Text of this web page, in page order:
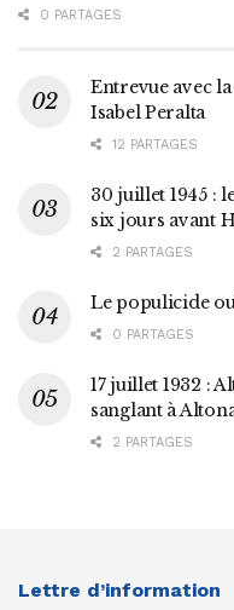
0 PARTAGES
Entrevue avec
Isabel Peralta
12 PARTAGES
30 juillet 1945 :
six jours avant
2 PARTAGES
Le populicide
0 PARTAGES
17 juillet 1932 :
sanglant à
2 PARTAGES
Lettre d’information